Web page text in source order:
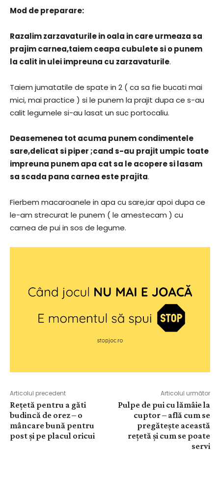
Mod de preparare:
Razalim zarzavaturile in oala in care urmeaza sa
prajim carnea,taiem ceapa cubulete si o punem
la calit in ulei impreuna cu zarzavaturile.
Taiem jumatatile de spate in 2 ( ca sa fie bucati mai
mici, mai practice ) si le punem la prajit dupa ce s-au
calit legumele si-au lasat un suc portocaliu.
Deasemenea tot acuma punem condimentele
sare,delicat si piper ;cand s-au prajit umpic toate
impreuna punem apa cat sa le acopere si lasam
sa scada pana carnea este prajita.
Fierbem macaroanele in apa cu sare,iar apoi dupa ce
le-am strecurat le punem ( le amestecam ) cu
carnea de pui in sos de legume.
Articolul precedent
Rețetă pentru a găti
budincă de orez – o
mâncare bună pentru
post și pe placul oricui
Articolul următor
Pulpe de pui cu lămâie la
cuptor – află cum se
pregătește această
rețetă și cum se poate
servi